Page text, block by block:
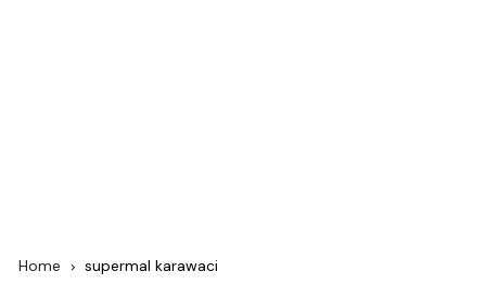
Home supermal karawaci